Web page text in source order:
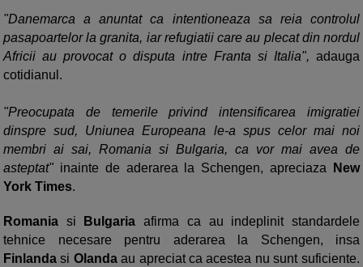
"Danemarca a anuntat ca intentioneaza sa reia controlul
pasapoartelor la granita, iar refugiatii care au plecat din nordul
Africii au provocat o disputa intre Franta si Italia", adauga
cotidianul.
"Preocupata de temerile privind intensificarea imigratiei
dinspre sud, Uniunea Europeana le-a spus celor mai noi
membri ai sai, Romania si Bulgaria, ca vor mai avea de
asteptat" inainte de aderarea la Schengen, apreciaza New
York Times.
Romania si Bulgariaafirma ca au indeplinit standardele
tehnice necesare pentru aderarea la Schengen, insa
Finlanda si Olandaau apreciat ca acestea nu sunt suficiente.